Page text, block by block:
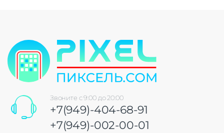
Звоните с 9:00 до 20:00
+7(949)-404-68-91
+7(949)-002-00-01